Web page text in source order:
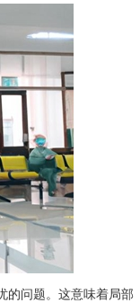
的问题。这意味着局部